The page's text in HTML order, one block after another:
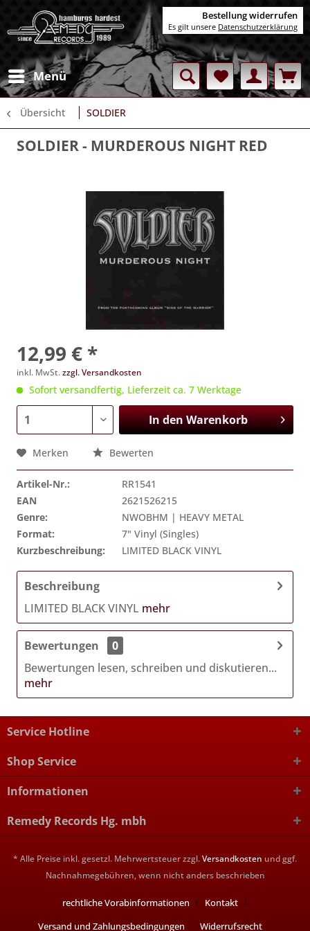
Menü
Übersicht SOLDIER
SOLDIER- MURDEROUS NIGHT RED
12,99 € *
inkl. MwSt.zzgl. Versandkosten
Sofort versandfertig, Lieferzeit ca. 7 Werktage
In denWarenkorb
Merken Bewerten
Artikel-Nr.:
RR1541
EAN
2621526215
Genre:
NWOBHM | HEAVY METAL
Format:
7" Vinyl (Singles)
Kurzbeschreibung:
LIMITED BLACK VINYL
Beschreibung
LIMITED BLACK VINYL mehr
Bewertungen
0
Bewertungen lesen, schreiben und diskutieren...
mehr
Service Hotline
Shop Service
Informationen
Remedy Records Hg. mbh
* Alle Preise inkl. gesetzl. Mehrwertsteuer zzgl.Versandkosten und ggf.
Nachnahmegebühren, wenn nicht anders beschrieben
rechtliche Vorabinformationen
Kontakt
Versand und Zahlungsbedingungen
Widerrufsrecht
Bestellung widerrufen
Es gilt unsere Datenschutzerklärung